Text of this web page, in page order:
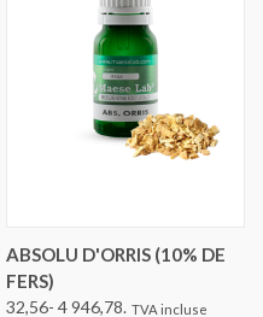
ABSOLU D'ORRIS (10% DE
FERS)
32,56- 4 946,78. TVA incluse